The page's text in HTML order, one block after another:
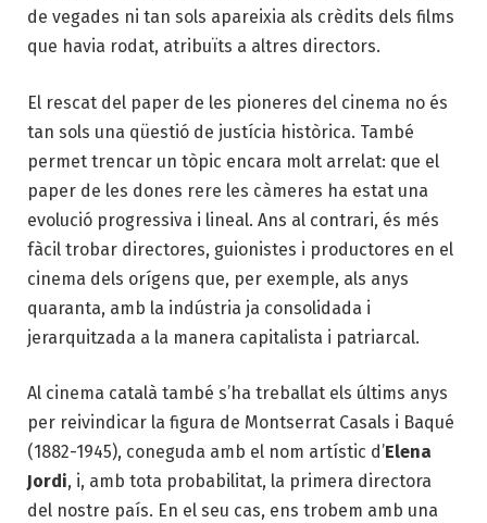
de vegades ni tan sols apareixia als crèdits dels films
que havia rodat, atribuïts a altres directors.
El rescat del paper de les pioneres del cinema no és
tan sols una qüestió de justícia històrica. També
permet trencar un tòpic encara molt arrelat: que el
paper de les dones rere les càmeres ha estat una
evolució progressiva i lineal. Ans al contrari, és més
fàcil trobar directores, guionistes i productores en el
cinema dels orígens que, per exemple, als anys
quaranta, amb la indústria ja consolidada i
jerarquitzada a la manera capitalista i patriarcal.
Al cinema català també s’ha treballat els últims anys
per reivindicar la figura de Montserrat Casals i Baqué
(1882-1945), coneguda amb el nom artístic d’Elena
Jordi, i, amb tota probabilitat, la primera directora
del nostre país. En el seu cas, ens trobem amb una